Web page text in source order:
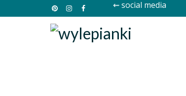
⇜ social media